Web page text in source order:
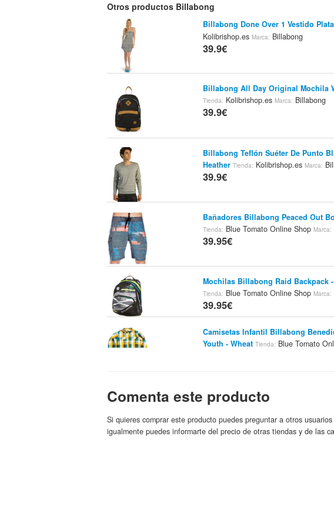
Otros productos Billabong
Billabong Done Over 1 Vestido
Kolibrishop.esMarca: Billabong
39.9€
Billabong All Day Original Mochila
Tienda: Kolibrishop.esMarca: Billabong
39.9€
Billabong Teflón Suéter De Punto
Heather Tienda: Kolibrishop.esMarca:
39.9€
Bañadores Billabong Peaced Out
Tienda: Blue Tomato Online ShopMarca:
39.95€
Mochilas Billabong Raid Backpack
Tienda: Blue Tomato Online ShopMarca:
39.95€
Camisetas Infantil Billabong
Youth - Wheat Tienda: Blue Tomato
Bañadores Billabong All Day AO
Blue Tomato Online Shop
Comenta este producto
Si quieres comprar este producto puedes preguntar a otros
igualmente puedes informarte del precio de otras tiendas y de las